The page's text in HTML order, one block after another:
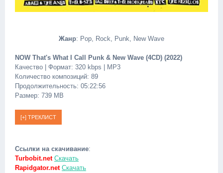
Жанр: Pop, Rock, Punk, New Wave
NOW That's What I Call Punk & New Wave (4CD) (2022)
Качество | Формат: 320 kbps | MP3
Количество композиций: 89
Продолжительность: 05:22:56
Размер: 739 MB
Ссылки на скачивание:
Turbobit.net Скачать
Rapidgator.net Скачать